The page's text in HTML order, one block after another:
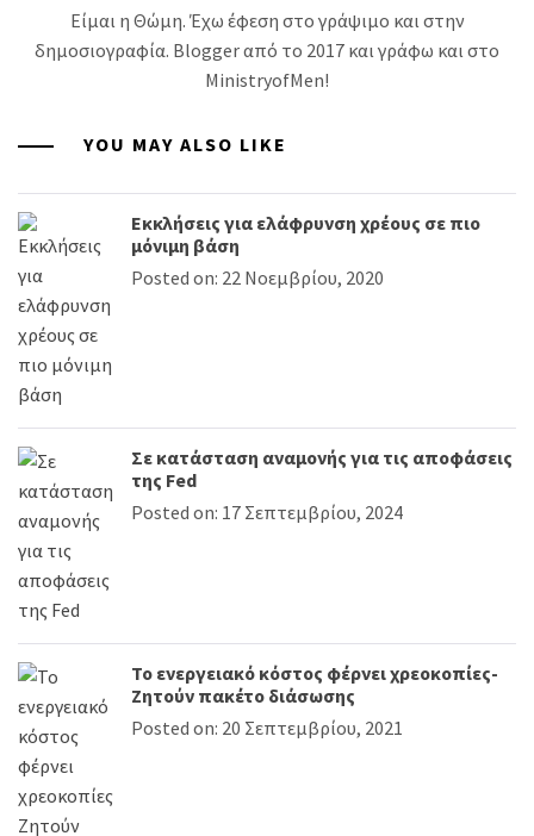
Είμαι η Θώμη. Έχω έφεση στο γράψιμο και στην
δημοσιογραφία. Blogger από το 2017 και γράφω και στο
MinistryofMen!
YOU MAY ALSO LIKE
Εκκλήσεις για ελάφρυνση χρέους σε πιο
μόνιμη βάση
Posted on: 22 Νοεμβρίου, 2020
Σε κατάσταση αναμονής για τις αποφάσεις
της Fed
Posted on: 17 Σεπτεμβρίου, 2024
Το ενεργειακό κόστος φέρνει χρεοκοπίες-
Ζητούν πακέτο διάσωσης
Posted on: 20 Σεπτεμβρίου, 2021